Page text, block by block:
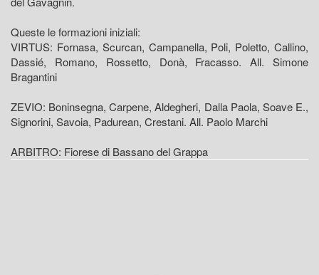
Queste le formazioni iniziali:
VIRTUS: Fornasa, Scurcan, Campanella, Poli, Poletto, Callino,
Dassié, Romano, Rossetto, Donà, Fracasso. All. Simone
Bragantini
ZEVIO: Boninsegna, Carpene, Aldegheri, Dalla Paola, Soave E.,
Signorini, Savoia, Padurean, Crestani. All. Paolo Marchi
ARBITRO: Fiorese di Bassano del Grappa